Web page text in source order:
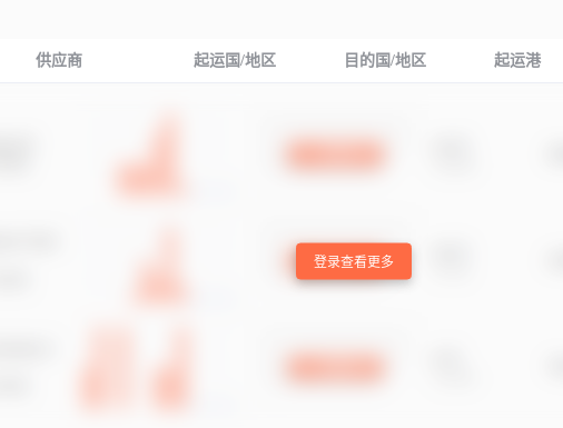
供应商 起运国/地区 目的国/地区 起运港
登录查看更多